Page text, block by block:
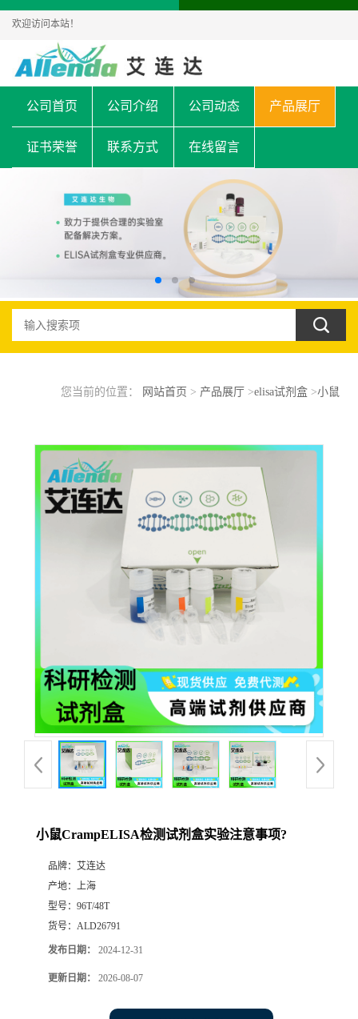
欢迎访问本站！
公司首页 公司介绍 公司动态 产品展厅
证书荣誉 联系方式 在线留言
您当前的位置： 网站首页 > 产品展厅 >elisa试剂盒>小鼠
小鼠CrampELISA检测试剂盒实验注意事项?
品牌： 艾连达
产地： 上海
型号： 96T/48T
货号： ALD26791
发布日期： 2024-12-31
更新日期： 2026-08-07